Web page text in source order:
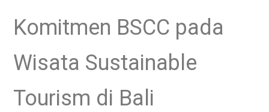
Komitmen BSCC pada
Wisata Sustainable
Tourism di Bali